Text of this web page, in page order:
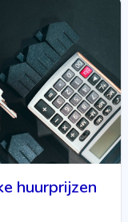
huurprijzen